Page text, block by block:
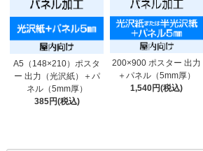
A5（148×210）ポスタ
ー 出力（光沢紙）＋パ
ネル（5mm厚）
385円(税込)
200×900 ポスター 出力
＋パネル（5mm厚）
1,540円(税込)